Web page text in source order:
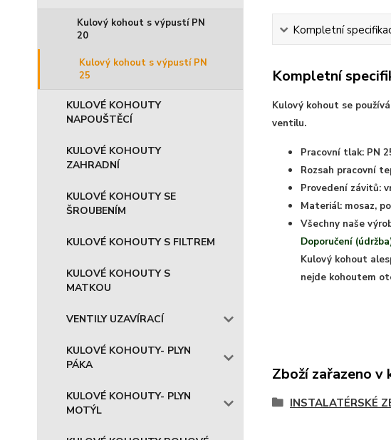
Kulový kohout s výpustí PN
20
Kulový kohout s výpustí PN
25
KULOVÉ KOHOUTY
NAPOUŠTĚCÍ
KULOVÉ KOHOUTY
ZAHRADNÍ
KULOVÉ KOHOUTY SE
ŠROUBENÍM
KULOVÉ KOHOUTY S FILTREM
KULOVÉ KOHOUTY S
MATKOU
VENTILY UZAVÍRACÍ
KULOVÉ KOHOUTY- PLYN
PÁKA
KULOVÉ KOHOUTY- PLYN
MOTÝL
Kompletní
Kompletní
Kulový kohout se
ventilu.
Pracovní tlak: PN
Rozsah pracovní
Provedení závitů:
Materiál: mosaz,
Všechny naše
Doporučení
Kulový kohout
nejde kohoutem
Zboží zařazeno v
INSTALATÉRSKÉ